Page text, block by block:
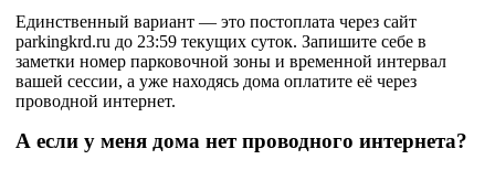
Единственный вариант — это постоплата через сайт
parkingkrd.ru до 23:59 текущих суток. Запишите себе в
заметки номер парковочной зоны и временной интервал
вашей сессии, а уже находясь дома оплатите её через
проводной интернет.
А если у меня дома нет проводного интернета?